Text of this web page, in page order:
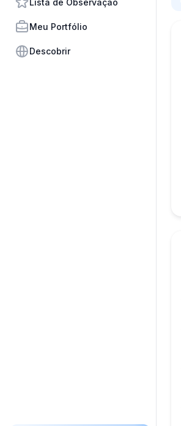
Lista de Observação
Meu Portfólio
Descobrir